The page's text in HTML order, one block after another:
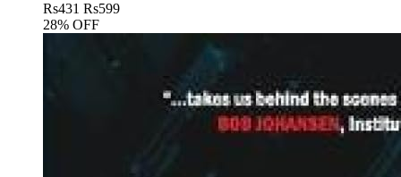
Rs431 Rs599
28% OFF